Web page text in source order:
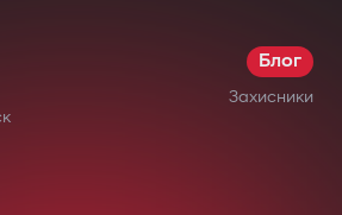
Блог
Захисники